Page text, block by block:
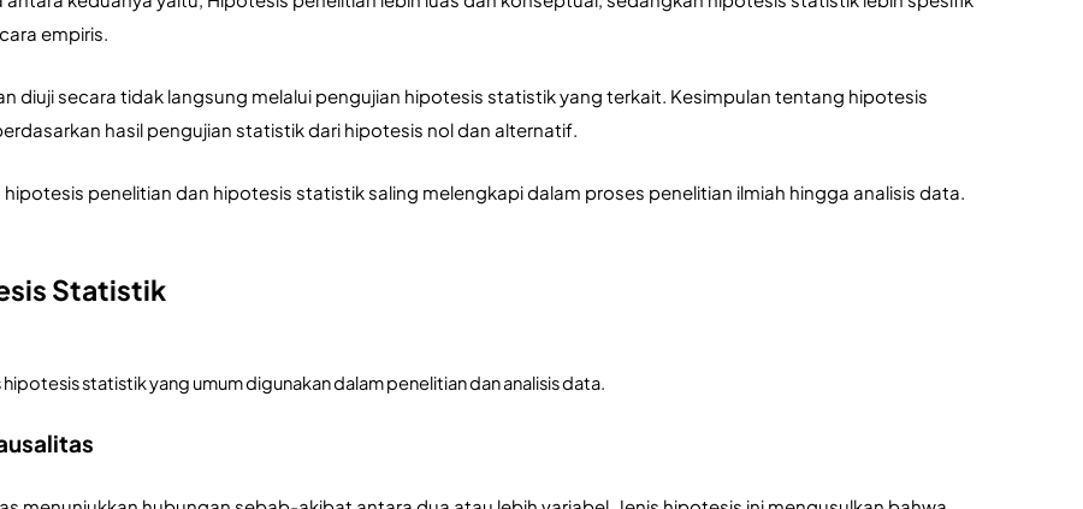
empiris.
diuji secara tidak langsung melalui pengujian hipotesis statistik yang terkait. Kesimpulan tentang hipotesis
hasil pengujian statistik dari hipotesis nol dan alternatif.
hipotesis penelitian dan hipotesis statistik saling melengkapi dalam proses penelitian ilmiah hingga analisis data.
Statistik
hipotesis statistik yang umum digunakan dalam penelitian dan analisis data.